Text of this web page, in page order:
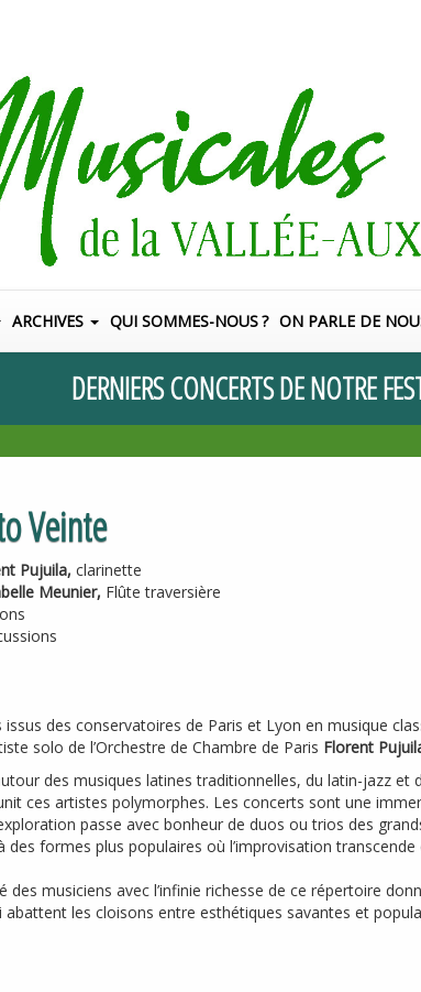
ARCHIVES QUI SOMMES-NOUS? ON PARLE DE
DERNIERSCONCERTSDENOTRE
Veinte
Pujuila, clarinette
Meunier, Flûte traversière
des conservatoires de Paris et Lyon en musique
solo de l’Orchestre de Chambre de Paris Florent
des musiques latines traditionnelles, du latin-jazz et
ces artistes polymorphes. Les concerts sont une
passe avec bonheur de duos ou trios des
des formes plus populaires où l’improvisation
des musiciens avec l’infinie richesse de ce répertoire
les cloisons entre esthétiques savantes et